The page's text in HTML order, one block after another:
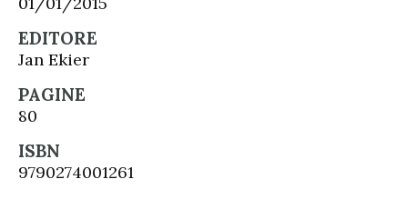
EDITORE
Jan Ekier
PAGINE
80
ISBN
9790274001261